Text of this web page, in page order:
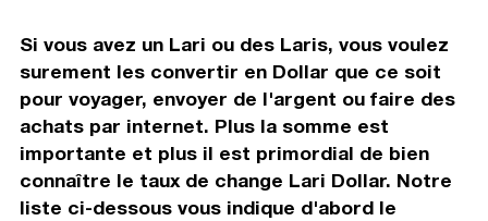
Si vous avez un Lari ou des Laris, vous voulez
surement les convertir en Dollar que ce soit
pour voyager, envoyer de l'argent ou faire des
achats par internet. Plus la somme est
importante et plus il est primordial de bien
connaître le taux de change Lari Dollar. Notre
liste ci-dessous vous indique d'abord le